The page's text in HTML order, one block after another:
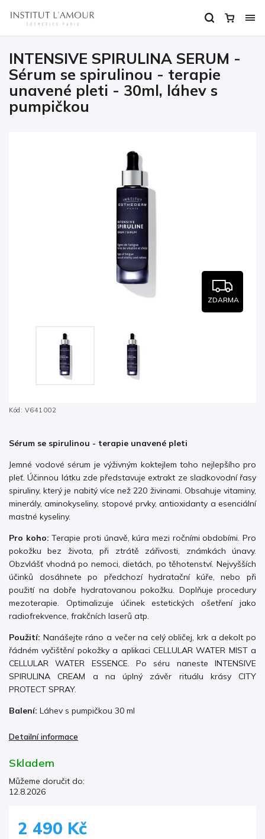
INTENSIVE SPIRULINA SERUM -
Sérum se spirulinou - terapie
unavené pleti - 30ml, láhev s
pumpičkou
ZDARMA
Kód: V641002
Sérum se spirulinou - terapie unavené pleti
Jemné vodové sérum je výživným koktejlem toho nejlepšího pro
pleť. Účinnou látku zde představuje extrakt ze sladkovodní řasy
spiruliny, který je nabitý více než 220 živinami. Obsahuje vitaminy,
minerály, aminokyseliny, stopové prvky, antioxidanty a esenciální
mastné kyseliny.
Pro koho:Terapie proti únavě, kúra mezi ročními obdobími. Pro
pokožku bez života, při ztrátě zářivosti, známkách únavy.
Obzvlášť vhodná po nemoci, dietách, po těhotenství. Nejvyšších
účinků dosáhnete po předchozí hydratační kúře, nebo při
použití na dobře hydratovanou pokožku. Doplňuje procedury
mezoterapie. Optimalizuje účinek estetických ošetření jako
radiofrekvence, frakčních laserů atp.
Použití: Nanášejte ráno a večer na celý obličej, krk a dekolt po
řádném vyčištění pokožky a aplikaci CELLULAR WATER MIST a
CELLULAR WATER ESSENCE. Po séru naneste INTENSIVE
SPIRULINA CREAM a na úplný závěr rituálu krásy CITY
PROTECT SPRAY.
Balení: Láhev s pumpičkou 30 ml
Detailní informace
Skladem
Můžeme doručit do:
12.8.2026
2 490 Kč